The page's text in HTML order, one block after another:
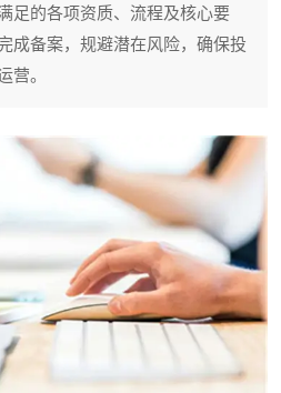
足的各项资质、流程及核心要
成备案，规避潜在风险，确保投
营。